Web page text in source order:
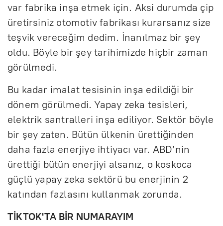
var fabrika inşa etmek için. Aksi durumda çip
üretirsiniz otomotiv fabrikası kurarsanız size
teşvik vereceğim dedim. İnanılmaz bir şey
oldu. Böyle bir şey tarihimizde hiçbir zaman
görülmedi.
Bu kadar imalat tesisinin inşa edildiği bir
dönem görülmedi. Yapay zeka tesisleri,
elektrik santralleri inşa ediliyor. Sektör böyle
bir şey zaten. Bütün ülkenin ürettiğinden
daha fazla enerjiye ihtiyacı var. ABD’nin
ürettiği bütün enerjiyi alsanız, o koskoca
güçlü yapay zeka sektörü bu enerjinin 2
katından fazlasını kullanmak zorunda.
TİKTOK'TA BİR NUMARAYIM